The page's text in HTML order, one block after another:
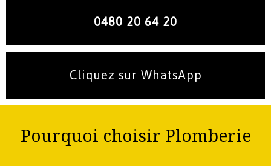
0480 20 64 20
Cliquez sur WhatsApp
Pourquoi choisir Plomberie